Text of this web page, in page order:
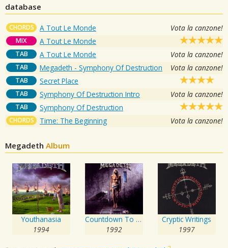
database
CHORDS A Tout Le Monde Vota la canzone!
MIX A Tout Le Monde
TAB A Tout Le Monde Vota la canzone!
TAB Megadeth - Symphony Of Destruction Vota la canzone!
TAB Secret Place
TAB Symphony Of Destruction Intro Vota la canzone!
TAB Symphony Of Destruction
CHORDS Time: The Beginning Vota la canzone!
Megadeth Album
Youthanasia
1994
Countdown To Extinction
1992
Cryptic Writings
1997